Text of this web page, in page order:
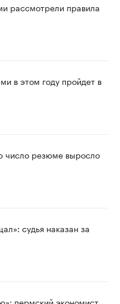
рассмотрели правила
в этом году пройдет в
число резюме выросло
судья наказан за